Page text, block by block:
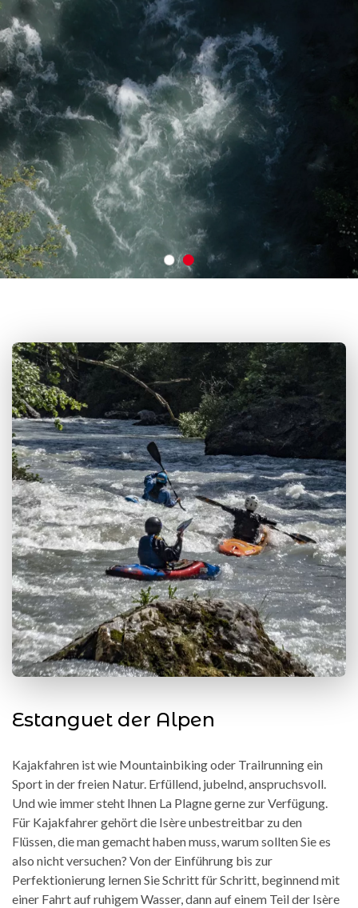
Estanguet der Alpen
Kajakfahren ist wie Mountainbiking oder Trailrunning ein
Sport in der freien Natur. Erfüllend, jubelnd, anspruchsvoll.
Und wie immer steht Ihnen La Plagne gerne zur Verfügung.
Für Kajakfahrer gehört die Isère unbestreitbar zu den
Flüssen, die man gemacht haben muss, warum sollten Sie es
also nicht versuchen? Von der Einführung bis zur
Perfektionierung lernen Sie Schritt für Schritt, beginnend mit
einer Fahrt auf ruhigem Wasser, dann auf einem Teil der Isère